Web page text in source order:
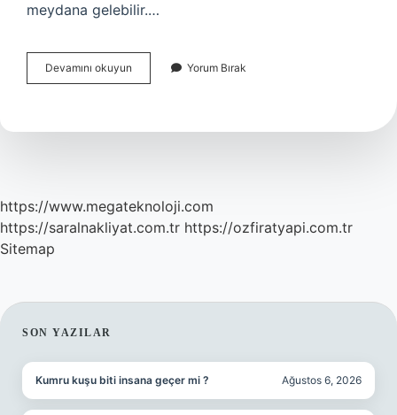
meydana gelebilir.…
Devamını okuyun
Yapısı
Düzelir
Yorum Bırak
https://www.megateknoloji.com
https://saralnakliyat.com.tr https://ozfiratyapi.com.tr
Sitemap
SIDEBAR
SON YAZILAR
Kumru kuşu biti insana geçer mi ? Ağustos 6, 2026